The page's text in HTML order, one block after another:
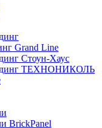
Grand Line
Стоун-Хаус
ТЕХНОНИКОЛЬ
BrickPanel